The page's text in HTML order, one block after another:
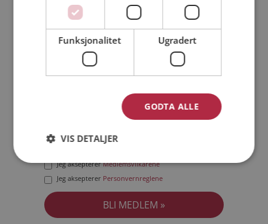
Jeg er en: Mann Kvinne
Min alder:
Jeg akseptererMedlemsvilkårene
Jeg aksepterer Personvernreglene
Funksjonalitet Ugradert
GODTA ALLE
VIS DETALJER